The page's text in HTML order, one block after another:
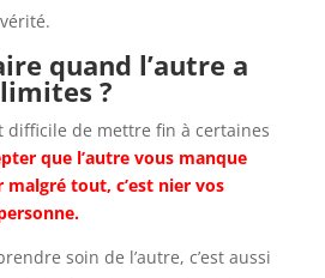
quand l’autre a
?
difficile de mettre fin à certaines
que l’autre vous manque
tout, c’est nier vos
soin de l’autre, c’est aussi